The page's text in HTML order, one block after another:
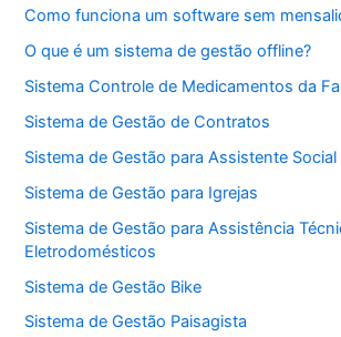
Como funciona um software sem
O que é um sistema de gestão offline?
Sistema Controle de Medicamentos da
Sistema de Gestão de Contratos
Sistema de Gestão para Assistente Social
Sistema de Gestão para Igrejas
Sistema de Gestão para Assistência
Eletrodomésticos
Sistema de Gestão Bike
Sistema de Gestão Paisagista